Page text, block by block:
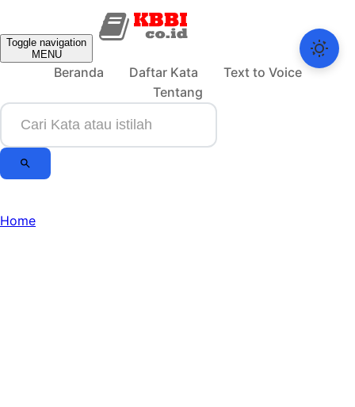
Toggle navigation
MENU
Beranda Daftar Kata
Text to Voice
Tentang
Home